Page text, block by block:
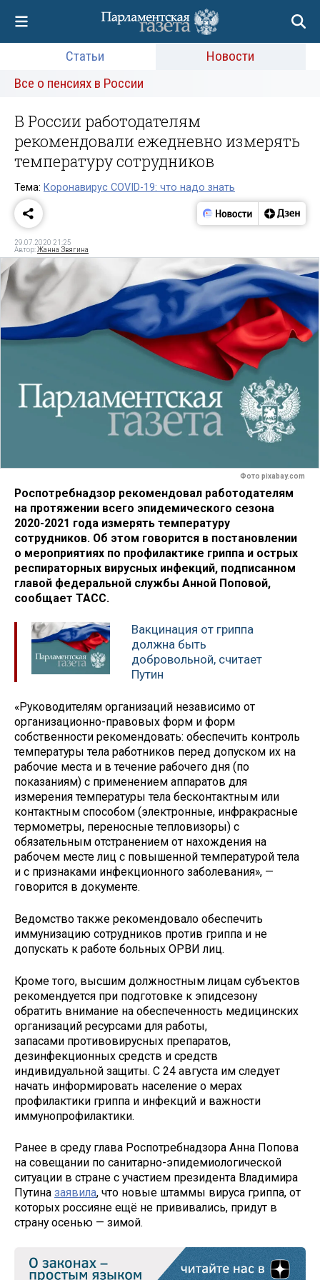
Статьи
Новости
Все о пенсиях в России
В России работодателям
рекомендовали ежедневно измерять
температуру сотрудников
Тема: Коронавирус COVID-19: что надо знать
29.07.2020 21:25
Автор:Жанна Звягина
Фото pixabay.com
Роспотребнадзор рекомендовал работодателям
на протяжении всего эпидемического сезона
2020-2021 года измерять температуру
сотрудников. Об этом говорится в постановлении
о мероприятиях по профилактике гриппа и острых
респираторных вирусных инфекций, подписанном
главой федеральной службы Анной Поповой,
сообщает ТАСС.
Вакцинация от гриппа
должна быть
добровольной, считает
Путин
«Руководителям организаций независимо от
организационно-правовых форм и форм
собственности рекомендовать: обеспечить контроль
температуры тела работников перед допуском их на
рабочие места и в течение рабочего дня (по
показаниям) с применением аппаратов для
измерения температуры тела бесконтактным или
контактным способом (электронные, инфракрасные
термометры, переносные тепловизоры) с
обязательным отстранением от нахождения на
рабочем месте лиц с повышенной температурой тела
и с признаками инфекционного заболевания», —
говорится в документе.
Ведомство также рекомендовало обеспечить
иммунизацию сотрудников против гриппа и не
допускать к работе больных ОРВИ лиц.
Кроме того, высшим должностным лицам субъектов
рекомендуется при подготовке к эпидсезону
обратить внимание на обеспеченность медицинских
организаций ресурсами для работы,
запасами противовирусных препаратов,
дезинфекционных средств и средств
индивидуальной защиты. С 24 августа им следует
начать информировать население о мерах
профилактики гриппа и инфекций и важности
иммунопрофилактики.
Ранее в среду глава Роспотребнадзора Анна Попова
на совещании по санитарно-эпидемиологической
ситуации в стране с участием президента Владимира
Путина заявила, что новые штаммы вируса гриппа, от
которых россияне ещё не прививались, придут в
страну осенью — зимой.